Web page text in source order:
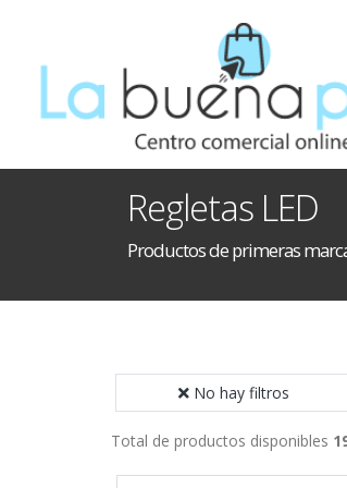
Regletas LED
Productos de primeras
No hay filtros
Total de productos disponibles